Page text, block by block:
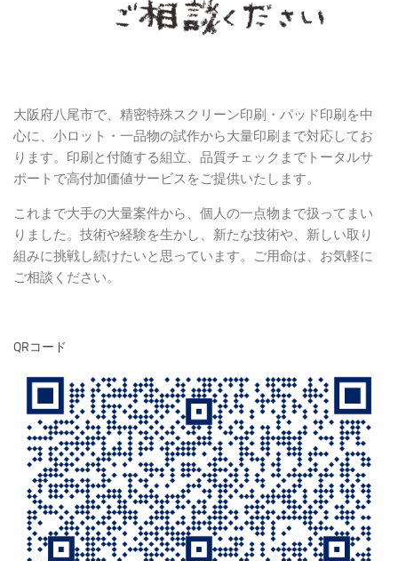
大阪府八尾市で、精密特殊スクリーン印刷・パッド印刷を中
心に、小ロット・一品物の試作から大量印刷まで対応してお
ります。印刷と付随する組立、品質チェックまでトータルサ
ポートで高付加価値サービスをご提供いたします。
これまで大手の大量案件から、個人の一点物まで扱ってまい
りました。技術や経験を生かし、新たな技術や、新しい取り
組みに挑戦し続けたいと思っています。ご用命は、お気軽に
ご相談ください。
QRコード